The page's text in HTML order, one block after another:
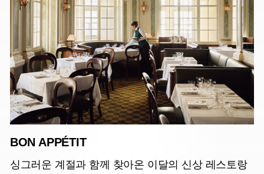
BON APPÉTIT
싱그러운 계절과 함께 찾아온 이달의 신상 레스토랑